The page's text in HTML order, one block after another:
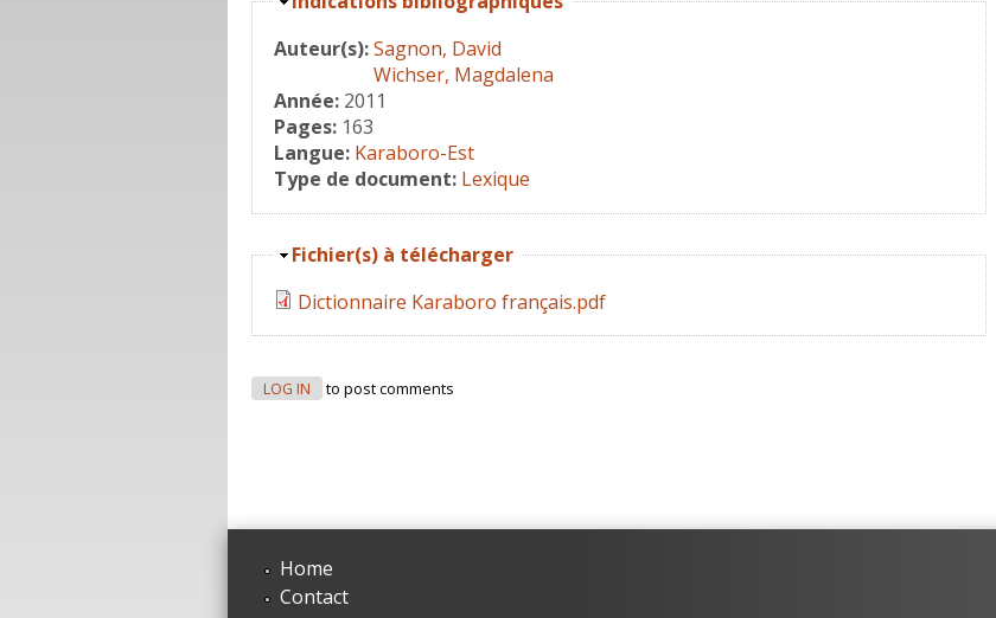
Auteur(s):Sagnon, David
Wichser, Magdalena
Année: 2011
Pages: 163
Langue: Karaboro-Est
Type de document: Lexique
Hide
Fichier(s) à télécharger
Dictionnaire Karaboro français.pdf
LOG IN to post comments
Home
Contact